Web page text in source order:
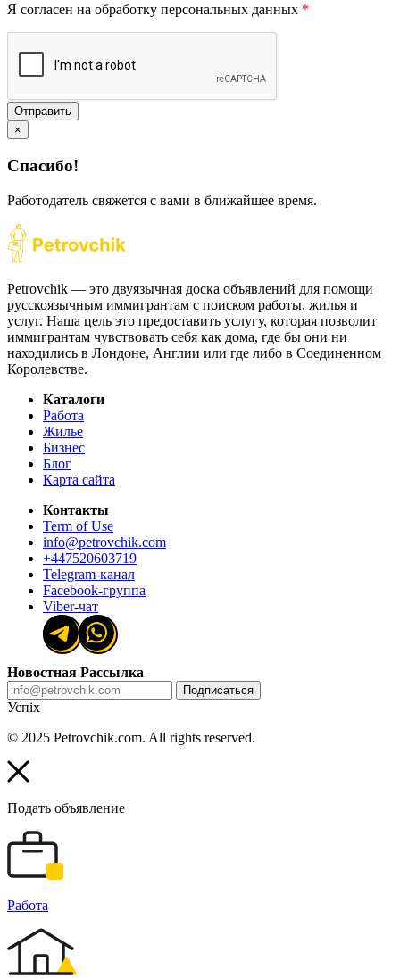
Я согласен на обработку персональных данных *
Отправить
×
Спасибо!
Работодатель свяжется с вами в ближайшее время.
Petrovchik — это двуязычная доска объявлений для помощи
русскоязычным иммигрантам с поиском работы, жилья и
услуг. Наша цель это предоставить услугу, которая позволит
иммигрантам чувствовать себя как дома, где бы они ни
находились в Лондоне, Англии или где либо в Соединенном
Королевстве.
Каталоги
Работа
Жилье
Бизнес
Блог
Карта сайта
Контакты
Term of Use
info@petrovchik.com
+447520603719
Telegram-канал
Facebook-группа
Viber-чат
Новостная Рассылка
Подписаться
Успіх
© 2025 Petrovchik.com. All rights reserved.
Подать объявление
Работа